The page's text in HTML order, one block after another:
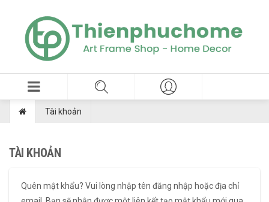
Tài khoản
TÀI KHOẢN
Quên mật khẩu? Vui lòng nhập tên đăng nhập hoặc địa chỉ